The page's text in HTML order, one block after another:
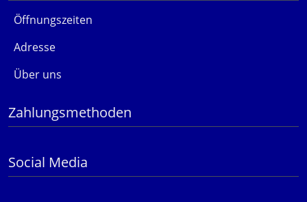
Öffnungszeiten
Adresse
Über uns
Zahlungsmethoden
Social Media